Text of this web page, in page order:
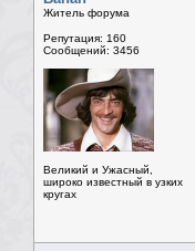
Житель форума
Репутация: 160
Сообщений: 3456
Великий и Ужасный,
широко известный в узких
кругах